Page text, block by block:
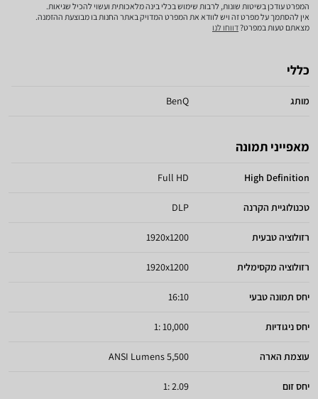
המפרט עודכן בשיטות שונות, לרבות שימוש בכלי בינה מלאכותית ועשוי להכיל שגיאות.
אין להסתמך על מפרט זה ויש לוודא את המפרט המדויק באתר החנות בו מבוצעת ההזמנה.
מצאתם טעות במפרט?דווחו לנו
כללי
מותג BenQ
מאפייני תמונה
High Definition
Full HD
טכנולוגיית הקרנה DLP
רזולוציה טבעית 1920x1200
רזולוציה מקסימלית 1920x1200
יחס תמונה טבעי 16:10
יחס ניגודיות 10,000 :1
עוצמת הארה 5,500 ANSI Lumens
יחס זום 2.09 :1